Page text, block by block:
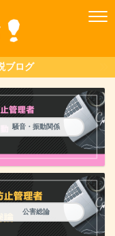
ブログ
騒音・振動関係
公害総論